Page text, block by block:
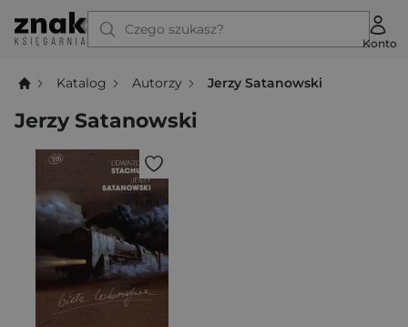
Czego szukasz?
Konto
Katalog Autorzy Jerzy Satanowski
Jerzy Satanowski